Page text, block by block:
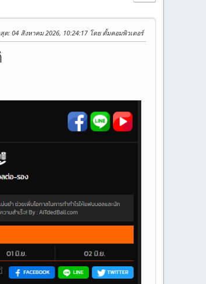
ด: 04 สิงหาคม 2026, 10:24:17 โดย ตั้มคอมพิวเตอร์